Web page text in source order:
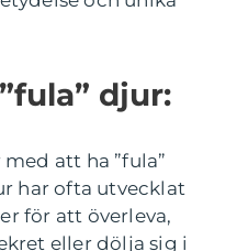
djur:
att ha ”fula”
har ofta utvecklat
för att överleva,
eller dölja sig i